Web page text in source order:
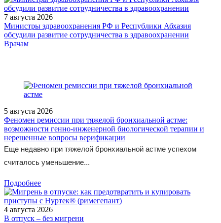
7 августа 2026
Министры здравоохранения РФ и Республики Абхазия
обсудили развитие сотрудничества в здравоохранении
/doctor/pediatrics/
Врачам
5 августа 2026
Феномен ремиссии при тяжелой бронхиальной астме:
возможности генно-инженерной биологической терапии и
нерешенные вопросы верификации
Еще недавно при тяжелой бронхиальной астме успехом
считалось уменьшение...
Подробнее
4 августа 2026
В отпуск – без мигрени